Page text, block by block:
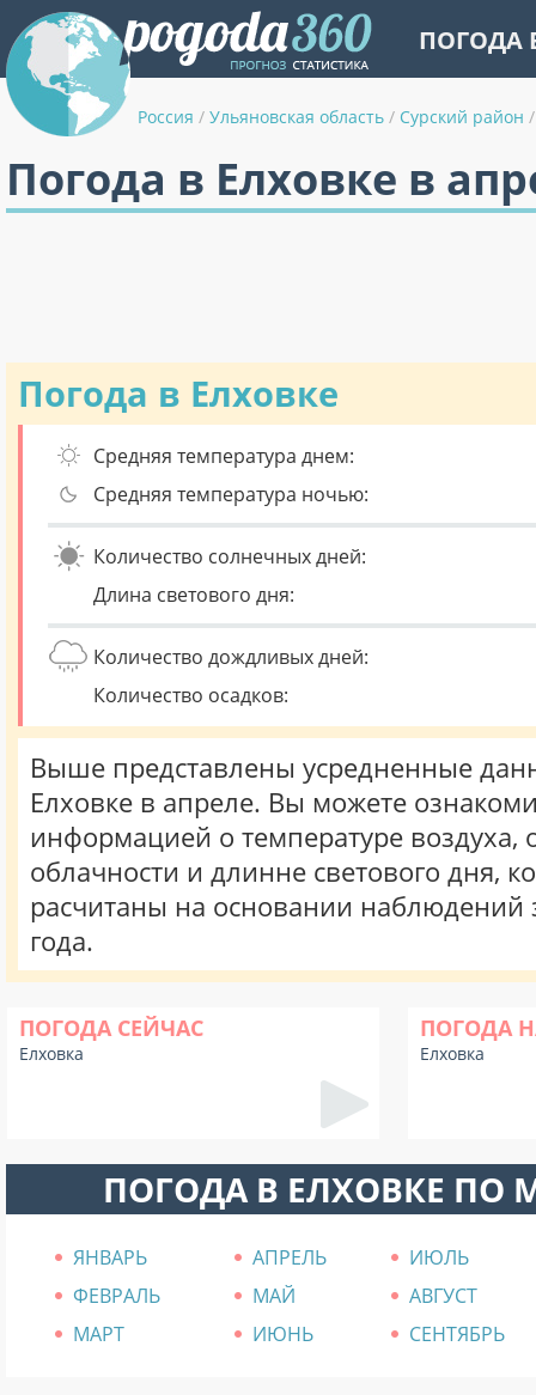
ПОГОДА
Россия / Ульяновская область / Сурский район /
Погода в Елховке в
Погода в Елховке
Средняя температура днем:
Средняя температура ночью:
Количество солнечных дней:
Длина светового дня:
Количество дождливых дней:
Количество осадков:
Выше представлены усредненные
Елховке в апреле. Вы можете
информацией о температуре воздуха,
облачности и длинне светового дня,
расчитаны на основании наблюдений
года.
ПОГОДА СЕЙЧАС
Елховка
ПОГОДА
Елховка
ПОГОДА В ЕЛХОВКЕ ПО
ЯНВАРЬ АПРЕЛЬ
ИЮЛЬ
ФЕВРАЛЬ
МАЙ
АВГУСТ
МАРТ
ИЮНЬ СЕНТЯБРЬ